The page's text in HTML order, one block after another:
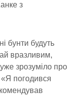
з
бунти будуть
вразливим,
зрозуміло про
«Я погодився